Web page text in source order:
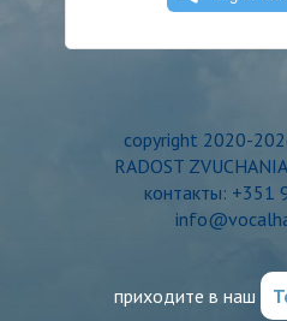
copyright 2020-
RADOST
контакты: +351
приходите в наш